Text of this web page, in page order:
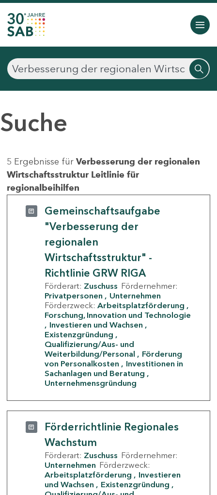
Suche
5 Ergebnisse für Verbesserung der regionalen
Wirtschaftsstruktur Leitlinie für
regionalbeihilfen
Gemeinschaftsaufgabe
"Verbesserung der
regionalen
Wirtschaftsstruktur" -
Richtlinie GRW RIGA
Förderart: Zuschuss Fördernehmer:
Privatpersonen
Unternehmen
Förderzweck: Arbeitsplatzförderung
Forschung, Innovation und Technologie
Investieren und Wachsen
Existenzgründung
Qualifizierung/Aus- und
Weiterbildung/Personal
Förderung
von Personalkosten
Investitionen in
Sachanlagen und Beratung
Unternehmensgründung
Förderrichtlinie Regionales
Wachstum
Förderart: Zuschuss Fördernehmer:
Unternehmen Förderzweck:
Arbeitsplatzförderung
Investieren
und Wachsen
Existenzgründung